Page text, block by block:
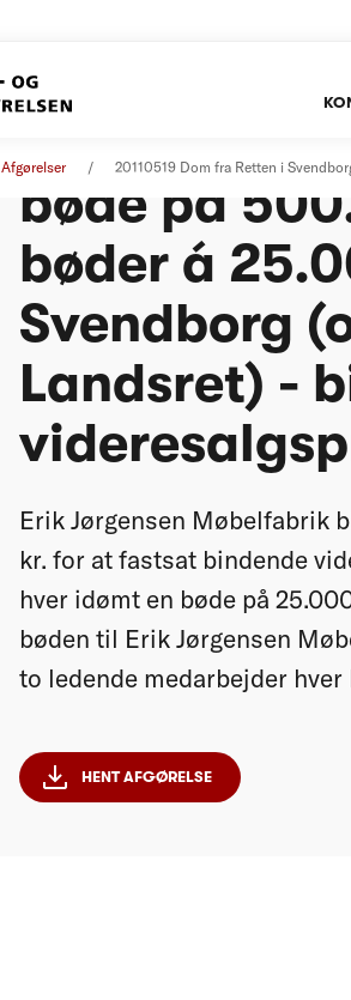
Afgørelser 20110519 Dom fra Retten i
bøde på
bøder á
Svendborg
Landsret) -
Erik Jørgensen Møbelfabrik
kr. for at fastsat bindende
hver idømt en bøde på
bøden til Erik Jørgensen
to ledende medarbejder
HENT AFGØRELSE